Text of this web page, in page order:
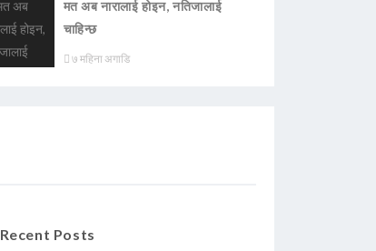
मत अब नारालाई होइन, नतिजालाई
चाहिन्छ
७ महिना अगाडि
Recent Posts